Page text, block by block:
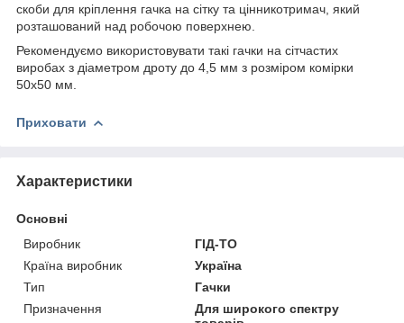
скоби для кріплення гачка на сітку та цінникотримач, який
розташований над робочою поверхнею.
Рекомендуємо використовувати такі гачки на сітчастих
виробах з діаметром дроту до 4,5 мм з розміром комірки
50х50 мм.
Приховати
Характеристики
Основні
Виробник
ГІД-ТО
Країна виробник
Україна
Тип
Гачки
Призначення
Для широкого спектру